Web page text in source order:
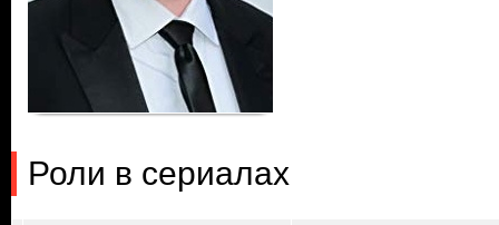
Роли в сериалах